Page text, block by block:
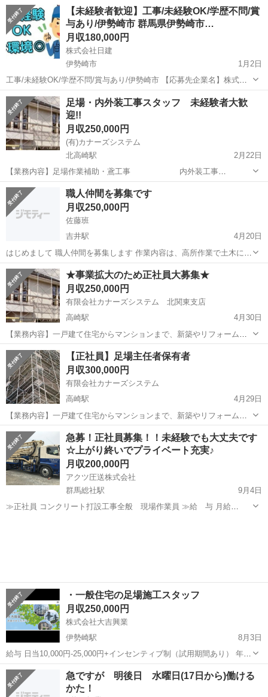
【未経験者歓迎】工事/未経験OK/学歴不問/賞
与あり/伊勢崎市 群馬県伊勢崎市…
月収180,000円
株式会社日建
伊勢崎市
1月2日
工事/未経験OK/学歴不問/賞与あり/伊勢崎市 【応募先企業名】株式会
社日建 【雇用形態】正社員 【職種】工事・内装工事関連 【応募資
格】 ・日本語ネイティブレベルの方に限る【仕事内容】 住宅リフォー
ム、ハウスクリーニング...
群馬 伊勢崎市 鳶職
足場・内外装工事スタッフ 未経験者大歓
迎!!
月収250,000円
(有)カナーズシステム
北高崎駅
2月22日
【業務内容】足場作業補助・鳶工事 内外装工事
手元作業 未経験者大歓迎!!
【給 与】250.000～（経験者・資格保有者優遇） 【その他】労災、
雇用、社保、...
群馬 高崎市 北高崎駅 鳶職
職人仲間を募集です
月収250,000円
佐藤班
吉井駅
4月20日
はじめまして 職人仲間を募集します 作業内容は、高所作業で土木にな
ります 主に、人力になります 募集の年齢は、 16~50歳くらいまで、
社会保険は完備、有給もあります 給与は、 日給になり、1日一万円ス
タートと考えてます ...
群馬 高崎市 吉井駅 鳶職 職人
★事業拡大のため正社員大募集★
月収250,000円
有限会社カナーズシステム 北関東支店
高崎駅
4月30日
【業務内容】一戸建て住宅からマンションまで、新築やリフォームの
場面で利用される 仮設機材（足場）の設営・解体作
業 【給 与】２５０,０００円～（経験者優遇・未経験者大
歓迎） 【待遇・福利...
群馬 高崎市 高崎駅 鳶職 業務
【正社員】足場主任者保有者
月収300,000円
有限会社カナーズシステム
高崎駅
4月29日
【業務内容】一戸建て住宅からマンションまで、新築やリフォームの
場面で利用される 仮設機材（足場）の設営・解体作
業 【給 与】３００,０００円～ 【待遇・福利厚生】労災保
険・雇用保険・社会...
群馬 高崎市 高崎駅 鳶職 足場
急募！正社員募集！！未経験でも大丈夫です
☆上がり終いでプライベート充実♪
月収200,000円
アクツ圧送株式会社
群馬総社駅
9月4日
≫正社員 コンクリート打設工事全般 現場作業員 ≫給 与 月給
・一般住宅の足場施工スタッフ
月収250,000円
株式会社大吉興業
伊勢崎駅
8月3日
給与 日当10,000円-25,000円+インセンティブ制（試用期間あり） 年齢
18−40歳まで 勤務地 群馬県内、近郊 勤務時間 AM8:30～PM17:00 ※
例外有り 休日 日曜 GW SW お盆 年末年始、慶弔休暇...
群馬 伊勢崎市 伊勢崎駅 鳶職 足場
急ですが 明後日 水曜日(17日から)働ける
かた！